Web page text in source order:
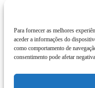
Para fornecer as melhores
aceder a informações do
como comportamento de
consentimento pode afetar